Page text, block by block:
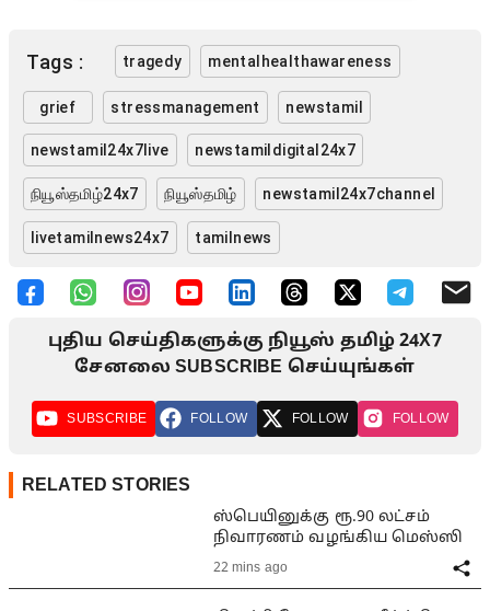
Tags : tragedy mentalhealthawareness
grief stressmanagement newstamil
newstamil24x7live newstamildigital24x7
நியூஸ்தமிழ்24x7 நியூஸ்தமிழ் newstamil24x7channel
livetamilnews24x7 tamilnews
புதிய செய்திகளுக்கு நியூஸ் தமிழ் 24X7
சேனலை SUBSCRIBE செய்யுங்கள்
SUBSCRIBE FOLLOW FOLLOW FOLLOW
RELATED STORIES
ஸ்பெயினுக்கு ரூ.90 லட்சம்
நிவாரணம் வழங்கிய மெஸ்ஸி
22 mins ago